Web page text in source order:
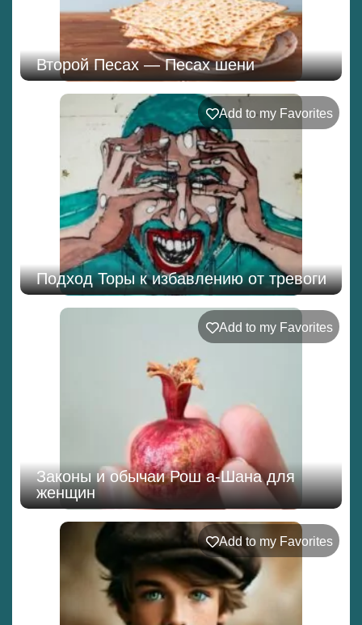
Второй Песах — Песах шени
Add to my Favorites
Подход Торы к избавлению от тревоги
Add to my Favorites
Законы и обычаи Рош а-Шана для
женщин
Add to my Favorites